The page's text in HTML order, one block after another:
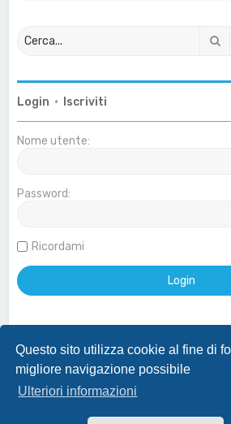
Questo sito utilizza cookie al fine di
migliore navigazione possibile
Ulteriori informazioni
Login • Iscriviti
Nome utente:
Password:
Ricordami
Effettua login con account Google
Home Indice